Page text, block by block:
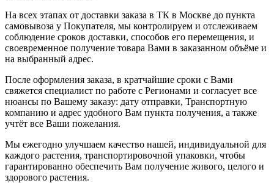
На всех этапах от доставки заказа в ТК в Москве до пункта
самовывоза у Покупателя, мы контролируем и отслеживаем
соблюдение сроков доставки, способов его перемещения, и
своевременное получение товара Вами в заказанном объёме и
на выбранный адрес.
После оформления заказа, в кратчайшие сроки с Вами
свяжется специалист по работе с Регионами и согласует все
нюансы по Вашему заказу: дату отправки, Транспортную
компанию и адрес удобного Вам пункта получения, а также
учтёт все Ваши пожелания.
Мы ежегодно улучшаем качество нашей, индивидуальной для
каждого растения, транспортировочной упаковки, чтобы
гарантированно обеспечить Вам получение живого, целого и
здорового растения.